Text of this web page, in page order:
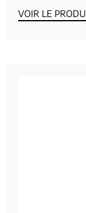
VOIR LE